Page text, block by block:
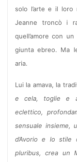
solo l’arte e il loro
Jeanne troncò i
quell’amore con
giunta ebreo. Ma
aria.
Lui la amava, la
e cela, toglie e
eclettico,
sensuale insieme,
d’Avorio e lo stile
pluribus, crea un